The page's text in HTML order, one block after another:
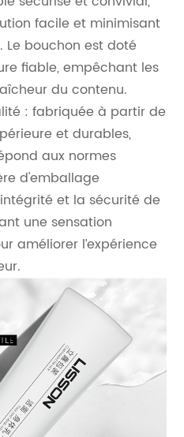
facile et minimisant
bouchon est doté
fiable, empêchant les
du contenu.
: fabriquée à partir de
et durables,
aux normes
d'emballage
et la sécurité de
une sensation
améliorer l’expérience